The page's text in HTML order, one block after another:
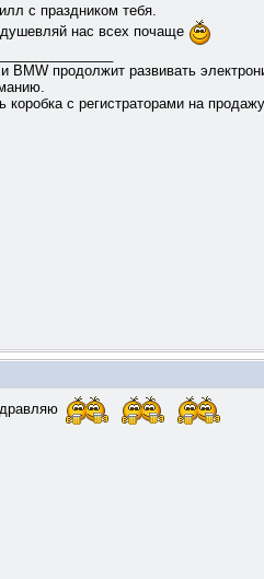
с праздником тебя.
нас всех почаще
BMW продолжит развивать
коробка с регистраторами на